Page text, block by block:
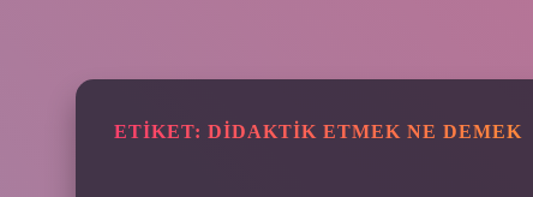
ETIKET: DIDAKTIK ETMEK NE DEMEK